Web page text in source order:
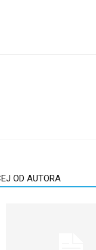
OD AUTORA